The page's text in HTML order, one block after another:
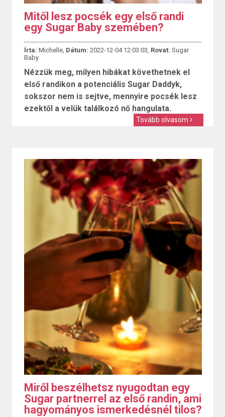
Mitől lesz pocsék egy első randi
egy Sugar Baby szemében?
Írta: Michelle, Dátum: 2022-12-04 12:03:03, Rovat: Sugar
Baby
Nézzük meg, milyen hibákat követhetnek el
első randikon a potenciális Sugar Daddyk,
sokszor nem is sejtve, mennyire pocsék lesz
ezektől a velük találkozó nő hangulata.
Tovább olvasom
Miről beszélhetsz nyugodtan egy
Sugar partnerrel az első randin, ami
hagyományos ismerkedésnél tilos?